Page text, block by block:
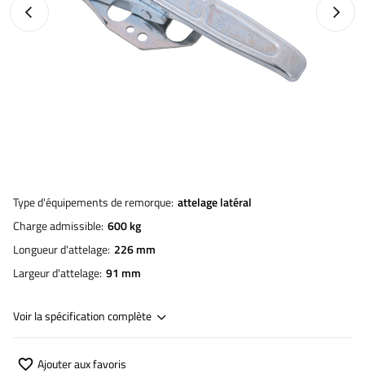
Photo précédente Photo
Type d'équipements de remorque attelage latéral
Charge admissible 600 kg
Longueur d'attelage 226 mm
Largeur d'attelage 91 mm
Voir la spécification complète
Ajouter aux favoris